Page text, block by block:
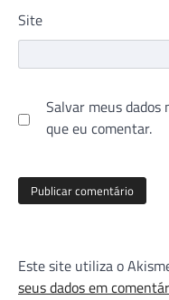
Site
Salvar meus dados
que eu comentar.
Este site utiliza o
seus dados em